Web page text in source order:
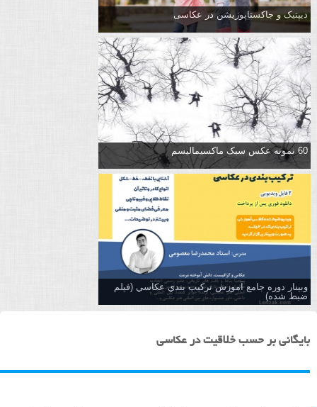
دیپتیک و جاکستا‌پوزیشن در عکاسی
60 نمونه عکس سبک ماکسیمالیسم
وبینار دوره جامع آموزش تركيب بندي عكاسي (فیلم
ضبط شده)
بایگانی بر حسب خلاقیت در عکاسی